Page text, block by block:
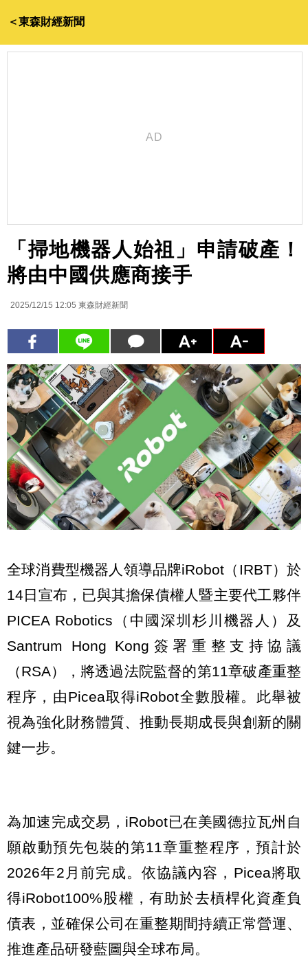
＜東森財經新聞
「掃地機器人始祖」申請破產！
將由中國供應商接手
2025/12/15 12:05 東森財經新聞
全球消費型機器人領導品牌iRobot（IRBT）於
14日宣布，已與其擔保債權人暨主要代工夥伴
PICEA Robotics（中國深圳杉川機器人）及
Santrum Hong Kong簽署重整支持協議
（RSA），將透過法院監督的第11章破產重整
程序，由Picea取得iRobot全數股權。此舉被
視為強化財務體質、推動長期成長與創新的關
鍵一步。
為加速完成交易，iRobot已在美國德拉瓦州自
願啟動預先包裝的第11章重整程序，預計於
2026年2月前完成。依協議內容，Picea將取
得iRobot100%股權，有助於去槓桿化資產負
債表，並確保公司在重整期間持續正常營運、
推進產品研發藍圖與全球布局。